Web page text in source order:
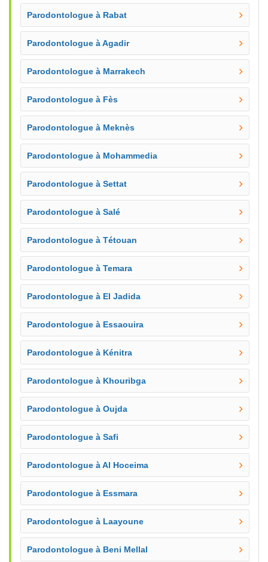
Parodontologue à Rabat
Parodontologue à Agadir
Parodontologue à Marrakech
Parodontologue à Fès
Parodontologue à Meknès
Parodontologue à Mohammedia
Parodontologue à Settat
Parodontologue à Salé
Parodontologue à Tétouan
Parodontologue à Temara
Parodontologue à El Jadida
Parodontologue à Essaouira
Parodontologue à Kénitra
Parodontologue à Khouribga
Parodontologue à Oujda
Parodontologue à Safi
Parodontologue à Al Hoceima
Parodontologue à Essmara
Parodontologue à Laayoune
Parodontologue à Beni Mellal